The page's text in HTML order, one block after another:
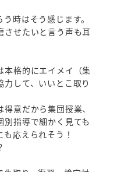
時はそう感じます。
させたいと言う声も耳
本格的にエイメイ（集
して、いいとこ取り
意だから集団授業、
指導で細かく見ても
応えられそう！